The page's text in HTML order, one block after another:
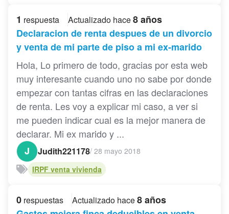
1 respuesta Actualizado hace8 años
Declaracion de renta despues de un divorcio
y venta de mi parte de piso a mi ex-marido
Hola, Lo primero de todo, gracias por esta web
muy interesante cuando uno no sabe por donde
empezar con tantas cifras en las declaraciones
de renta. Les voy a explicar mi caso, a ver si
me pueden indicar cual es la mejor manera de
declarar. Mi ex marido y ...
J
Judith221178/ 28 mayo 2018
IRPF venta vivienda
0 respuestas Actualizado hace8 años